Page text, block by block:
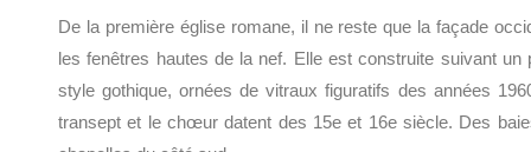
De la première église romane, il ne reste que la façade
les fenêtres hautes de la nef. Elle est construite suivant
style gothique, ornées de vitraux figuratifs des années
transept et le chœur datent des 15e et 16e siècle. Des